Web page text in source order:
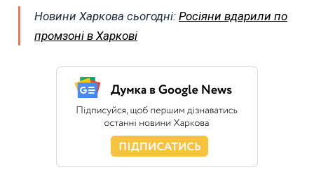
Новини Харкова сьогодні: Росіяни вдарили по
промзоні в Харкові